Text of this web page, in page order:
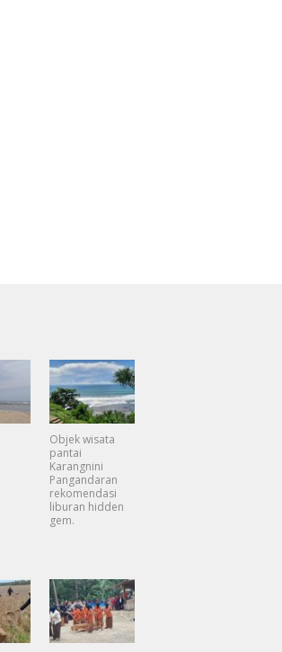
Objek wisata
pantai
Karangnini
Pangandaran
rekomendasi
liburan hidden
gem.